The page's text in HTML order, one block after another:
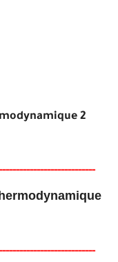
2
------------
----------------